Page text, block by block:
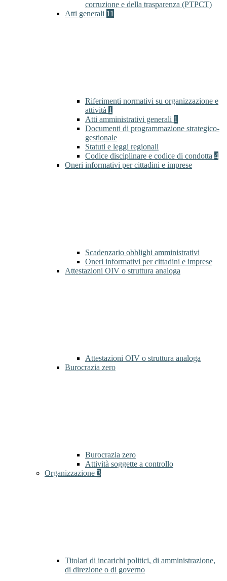
corruzione e della trasparenza (PTPCT)
Atti generali 11
Riferimenti normativi su organizzazione e
attività 1
Atti amministrativi generali 1
Documenti di programmazione strategico-
gestionale
Statuti e leggi regionali
Codice disciplinare e codice di condotta 4
Oneri informativi per cittadini e imprese
Scadenzario obblighi amministrativi
Oneri informativi per cittadini e imprese
Attestazioni OIV o struttura analoga
Attestazioni OIV o struttura analoga
Burocrazia zero
Burocrazia zero
Attività soggette a controllo
Organizzazione 3
Titolari di incarichi politici, di amministrazione,
di direzione o di governo